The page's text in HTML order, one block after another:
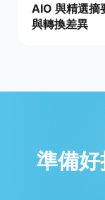
AIO 與精選摘
與轉換差異
準備好